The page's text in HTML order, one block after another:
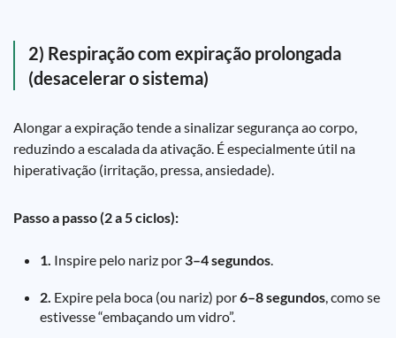
2) Respiração com expiração prolongada
(desacelerar o sistema)
Alongar a expiração tende a sinalizar segurança ao corpo,
reduzindo a escalada da ativação. É especialmente útil na
hiperativação (irritação, pressa, ansiedade).
Passo a passo (2 a 5 ciclos):
1. Inspire pelo nariz por 3–4 segundos.
2. Expire pela boca (ou nariz) por6–8 segundos, como se
estivesse “embaçando um vidro”.